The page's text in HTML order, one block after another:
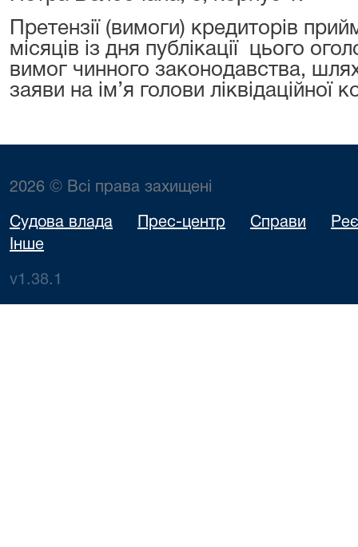
Претензії (вимоги) кредиторів
місяців із дня публікації цього
вимог чинного законодавства,
заяви на ім’я голови ліквідаційної
2026 © Всі права захищені
Судова влада Прес-центр Справи
Інше
v1.38.1